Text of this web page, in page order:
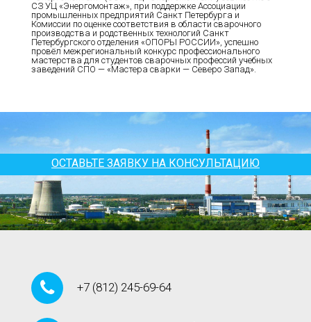
СЗ УЦ «Энергомонтаж», при поддержке Ассоциации
промышленных предприятий Санкт Петербурга и
Комиссии по оценке соответствия в области сварочного
производства и родственных технологий Санкт
Петербургского отделения «ОПОРЫ РОССИИ», успешно
провёл межрегиональный конкурс профессионального
мастерства для студентов сварочных профессий учебных
заведений СПО — «Мастера сварки — Северо Запад».
ОСТАВЬТЕ ЗАЯВКУ НА КОНСУЛЬТАЦИЮ
+7 (812) 245-69-64